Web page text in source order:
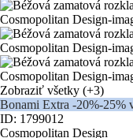
Zobraziť všetky (+3)
Bonami Extra -20%-25%
ID: 1799012
Cosmopolitan Design